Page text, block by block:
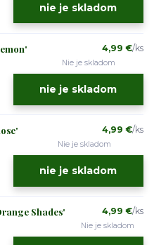
nie je skladom
4,99 €/ks
Nie je skladom
nie je skladom
4,99 €/ks
Nie je skladom
nie je skladom
Shades' 4,99 €/ks
Nie je skladom